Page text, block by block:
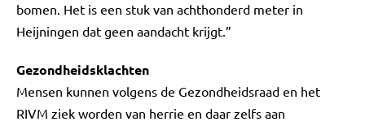
bomen. Het is een stuk van achthonderd meter in
Heijningen dat geen aandacht krijgt.”
Gezondheidsklachten
Mensen kunnen volgens de Gezondheidsraad en het
RIVM ziek worden van herrie en daar zelfs aan